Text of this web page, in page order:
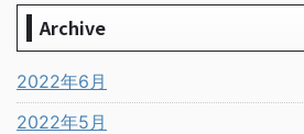
Archive
2022年6月
2022年5月